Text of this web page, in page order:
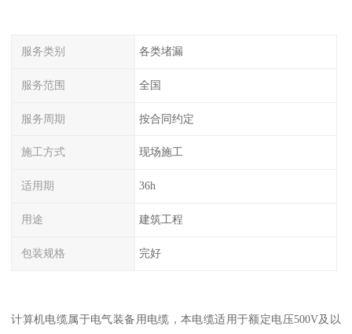
服务类别 各类堵漏
服务范围 全国
服务周期 按合同约定
施工方式 现场施工
适用期 36h
用途 建筑工程
包装规格 完好
计算机电缆属于电气装备用电缆，本电缆适用于额定电压500V及以